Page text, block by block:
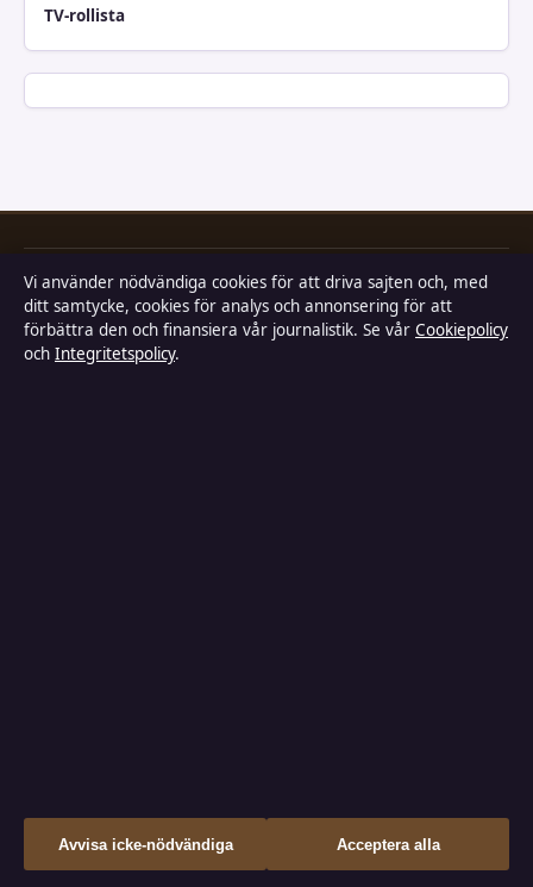
TV-rollista
Industrizon
Film, tv, kändisnyheter och nöje från Sverige.
Kungsholmen Media Ltd.
press@industrizon.se
Nyhetsbrev
Vi använder nödvändiga cookies för att driva sajten och, med
ditt samtycke, cookies för analys och annonsering för att
förbättra den och finansiera vår journalistik. Se vår Cookiepolicy
och Integritetspolicy.
Avvisa icke-nödvändiga Acceptera alla